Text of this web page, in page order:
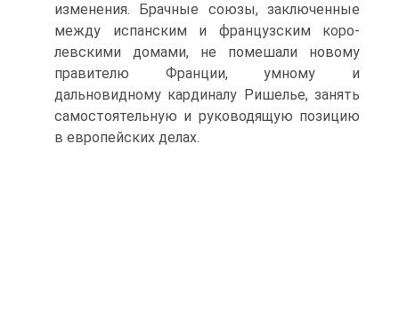
изменения. Брачные союзы, заключенные
между испанским и французским коро­
левскими домами, не помешали новому
правителю Франции, умному и
дальновидному кардиналу Ри­шелье, занять
самостоятельную и руководящую пози­цию
в европейских делах.